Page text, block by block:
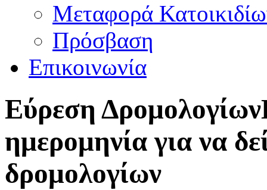
Μεταφορά
Πρόσβαση
Επικοινωνία
Εύρεση Δρομολογίων
ημερομηνία για να
δρομολογίων